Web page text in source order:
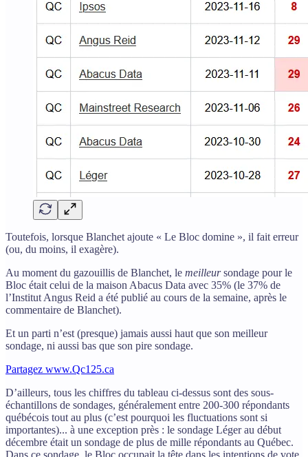
Toutefois, lorsque Blanchet ajoute « Le Bloc domine », il fait erreur
(ou, du moins, il exagère).
Au moment du gazouillis de Blanchet, le meilleursondage pour le
Bloc était celui de la maison Abacus Data avec 35% (le 37% de
l’Institut Angus Reid a été publié au cours de la semaine, après le
commentaire de Blanchet).
Et un parti n’est (presque) jamais aussi haut que son meilleur
sondage, ni aussi bas que son pire sondage.
Partagez www.Qc125.ca
D’ailleurs, tous les chiffres du tableau ci-dessus sont des sous-
échantillons de sondages, généralement entre 200-300 répondants
québécois tout au plus (c’est pourquoi les fluctuations sont si
importantes)... à une exception près : le sondage Léger au début
décembre était un sondage de plus de mille répondants au Québec.
Dans ce sondage, le Bloc occupait la tête dans les intentions de vote